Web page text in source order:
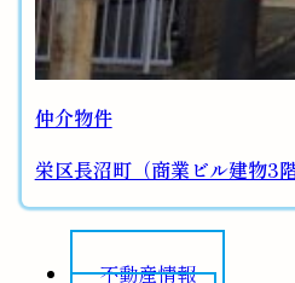
仲介物件
栄区長沼町（商業ビル建物3
不動産情報